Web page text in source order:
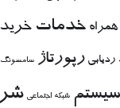
همراه خدمات خرید
ردیابی رپورتاژ سامسونگ
سیستم شبكه اجتماعی